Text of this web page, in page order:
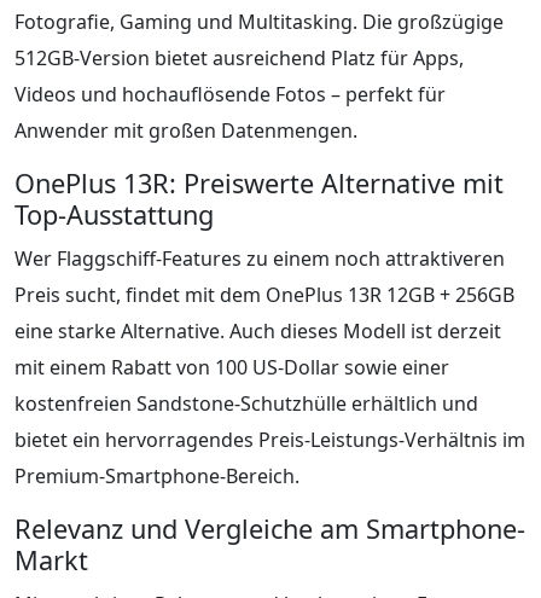
Fotografie, Gaming und Multitasking. Die großzügige
512GB-Version bietet ausreichend Platz für Apps,
Videos und hochauflösende Fotos – perfekt für
Anwender mit großen Datenmengen.
OnePlus 13R: Preiswerte Alternative mit
Top-Ausstattung
Wer Flaggschiff-Features zu einem noch attraktiveren
Preis sucht, findet mit dem OnePlus 13R 12GB + 256GB
eine starke Alternative. Auch dieses Modell ist derzeit
mit einem Rabatt von 100 US-Dollar sowie einer
kostenfreien Sandstone-Schutzhülle erhältlich und
bietet ein hervorragendes Preis-Leistungs-Verhältnis im
Premium-Smartphone-Bereich.
Relevanz und Vergleiche am Smartphone-
Markt